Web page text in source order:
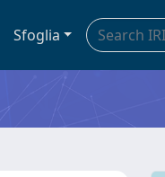
Sfoglia